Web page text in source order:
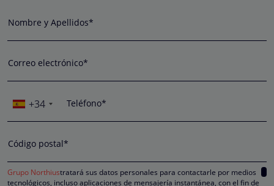
Nombre y Apellidos*
Correo electrónico*
+34 Teléfono*
Código postal*
Grupo Northiustratará sus datos personales para contactarle por medios
tecnológicos, incluso aplicaciones de mensajería instantánea, con el fin de